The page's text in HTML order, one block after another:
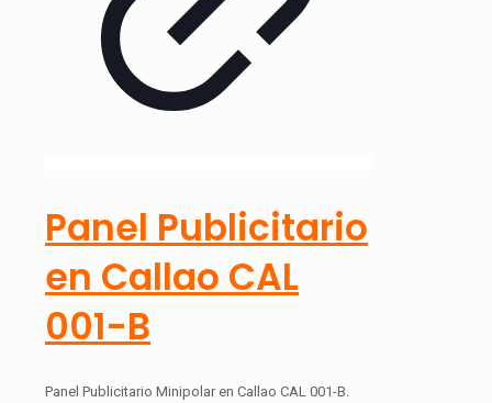
Panel Publicitario
en Callao CAL
001-B
Panel Publicitario Minipolar en Callao CAL 001-B.